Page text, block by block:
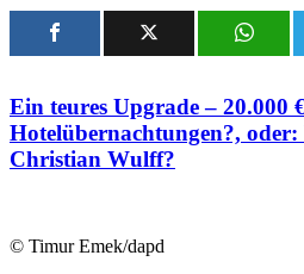
Ein teures Upgrade – 20.000
Hotelübernachtungen?, oder:
Christian Wulff?
© Timur Emek/dapd